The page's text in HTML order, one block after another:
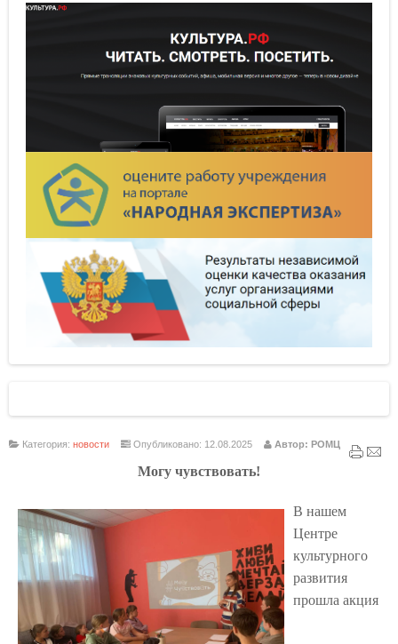
Категория: новости Опубликовано: 12.08.2025 Автор: РОМЦ
Могу чувствовать!
В нашем
Центре
культурного
развития
прошла акция